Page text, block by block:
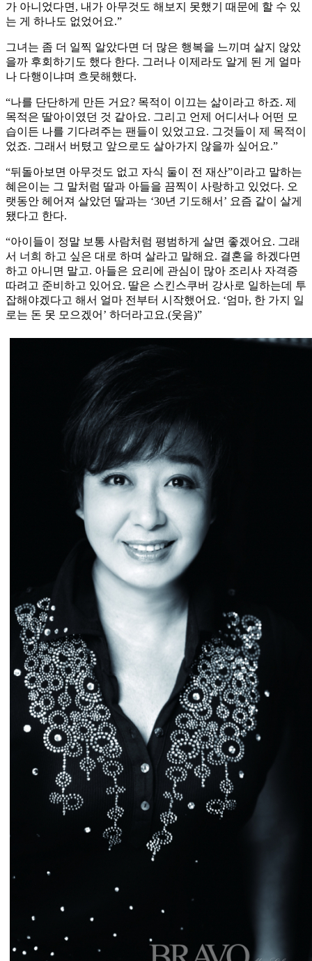
가 아니었다면, 내가 아무것도 해보지 못했기 때문에 할 수 있
는 게 하나도 없었어요.”
그녀는 좀 더 일찍 알았다면 더 많은 행복을 느끼며 살지 않았
을까 후회하기도 했다 한다. 그러나 이제라도 알게 된 게 얼마
나 다행이냐며 흐뭇해했다.
“나를 단단하게 만든 거요? 목적이 이끄는 삶이라고 하죠. 제
목적은 딸아이였던 것 같아요. 그리고 언제 어디서나 어떤 모
습이든 나를 기다려주는 팬들이 있었고요. 그것들이 제 목적이
었죠. 그래서 버텼고 앞으로도 살아가지 않을까 싶어요.”
“뒤돌아보면 아무것도 없고 자식 둘이 전 재산”이라고 말하는
혜은이는 그 말처럼 딸과 아들을 끔찍이 사랑하고 있었다. 오
랫동안 헤어져 살았던 딸과는 ‘30년 기도해서’ 요즘 같이 살게
됐다고 한다.
“아이들이 정말 보통 사람처럼 평범하게 살면 좋겠어요. 그래
서 너희 하고 싶은 대로 하며 살라고 말해요. 결혼을 하겠다면
하고 아니면 말고. 아들은 요리에 관심이 많아 조리사 자격증
따려고 준비하고 있어요. 딸은 스킨스쿠버 강사로 일하는데 투
잡해야겠다고 해서 얼마 전부터 시작했어요. ‘엄마, 한 가지 일
로는 돈 못 모으겠어’ 하더라고요.(웃음)”